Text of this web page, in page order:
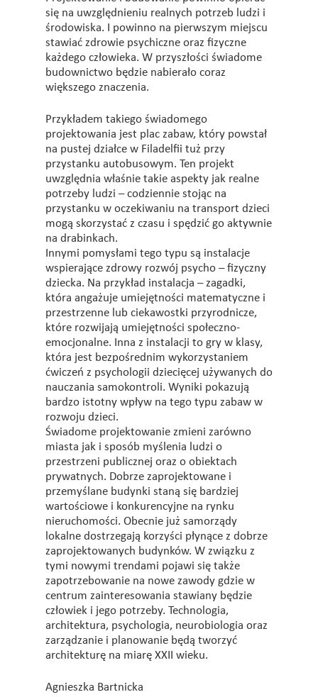
się na uwzględnieniu realnych potrzeb ludzi i
środowiska. I powinno na pierwszym miejscu
stawiać zdrowie psychiczne oraz fizyczne
każdego człowieka. W przyszłości świadome
budownictwo będzie nabierało coraz
większego znaczenia.
Przykładem takiego świadomego
projektowania jest plac zabaw, który powstał
na pustej działce w Filadelfii tuż przy
przystanku autobusowym. Ten projekt
uwzględnia właśnie takie aspekty jak realne
potrzeby ludzi – codziennie stojąc na
przystanku w oczekiwaniu na transport dzieci
mogą skorzystać z czasu i spędzić go aktywnie
na drabinkach.
Innymi pomysłami tego typu są instalacje
wspierające zdrowy rozwój psycho – fizyczny
dziecka. Na przykład instalacja – zagadki,
która angażuje umiejętności matematyczne i
przestrzenne lub ciekawostki przyrodnicze,
które rozwijają umiejętności społeczno-
emocjonalne. Inna z instalacji to gry w klasy,
która jest bezpośrednim wykorzystaniem
ćwiczeń z psychologii dziecięcej używanych do
nauczania samokontroli. Wyniki pokazują
bardzo istotny wpływ na tego typu zabaw w
rozwoju dzieci.
Świadome projektowanie zmieni zarówno
miasta jak i sposób myślenia ludzi o
przestrzeni publicznej oraz o obiektach
prywatnych. Dobrze zaprojektowane i
przemyślane budynki staną się bardziej
wartościowe i konkurencyjne na rynku
nieruchomości. Obecnie już samorządy
lokalne dostrzegają korzyści płynące z dobrze
zaprojektowanych budynków. W związku z
tymi nowymi trendami pojawi się także
zapotrzebowanie na nowe zawody gdzie w
centrum zainteresowania stawiany będzie
człowiek i jego potrzeby. Technologia,
architektura, psychologia, neurobiologia oraz
zarządzanie i planowanie będą tworzyć
architekturę na miarę XXII wieku.
Agnieszka Bartnicka